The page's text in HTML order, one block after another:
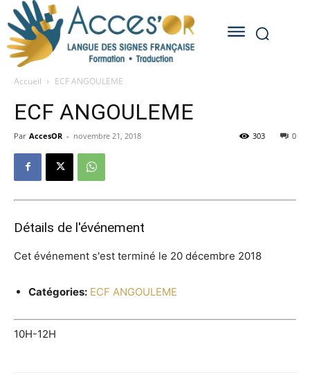
Accueil ECF ANGOULEME
ECF ANGOULEME
Par AccesOR - novembre 21, 2018 0
303
Détails de l'événement
Cet événement s'est terminé le 20 décembre 2018
Catégories: ECF ANGOULEME
10H-12H